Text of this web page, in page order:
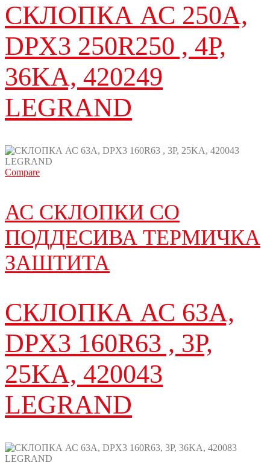
СКЛОПКА АС 250A,
DPX3 250R250 , 4P,
36KA, 420249
LEGRAND
Compare
АС СКЛОПКИ СО
ПОДДЕСИВА ТЕРМИЧКА
ЗАШТИТА
СКЛОПКА АС 63A,
DPX3 160R63 , 3P,
25KA, 420043
LEGRAND